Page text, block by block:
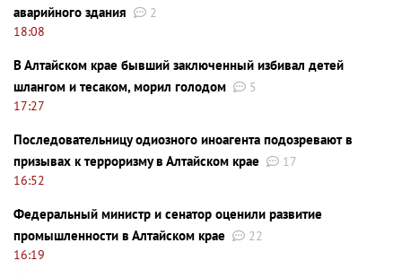
аварийного здания
2
18:08
В Алтайском крае бывший заключенный избивал детей
шлангом и тесаком, морил голодом
5
17:27
Последовательницу одиозного иноагента подозревают в
призывах к терроризму в Алтайском крае
17
16:52
Федеральный министр и сенатор оценили развитие
промышленности в Алтайском крае
22
16:19